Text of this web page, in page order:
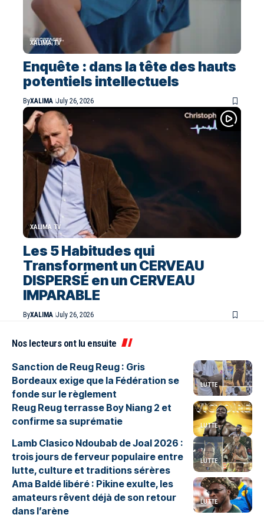
XALIMA TV
Enquête : dans la tête des hauts
potentiels intellectuels
ByXALIMA July 26, 2026
XALIMA TV
Les 5 Habitudes qui
Transforment un CERVEAU
DISPERSÉ en un CERVEAU
IMPARABLE
ByXALIMA July 26, 2026
Nos lecteurs ont lu ensuite
LUTTE
Sanction de Reug Reug : Gris
Bordeaux exige que la Fédération se
fonde sur le règlement
LUTTE
Reug Reug terrasse Boy Niang 2 et
confirme sa suprématie
LUTTE
Lamb Clasico Ndoubab de Joal 2026 :
trois jours de ferveur populaire entre
lutte, culture et traditions sérères
LUTTE
Ama Baldé libéré : Pikine exulte, les
amateurs rêvent déjà de son retour
dans l’arène